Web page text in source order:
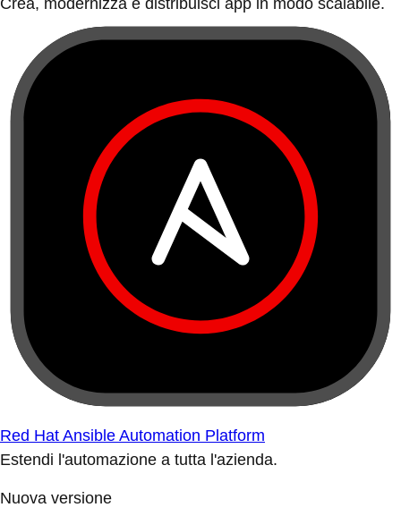
Crea, modernizza e distribuisci app in modo scalabile.
Red Hat Ansible Automation Platform
Estendi l'automazione a tutta l'azienda.
Nuova versione